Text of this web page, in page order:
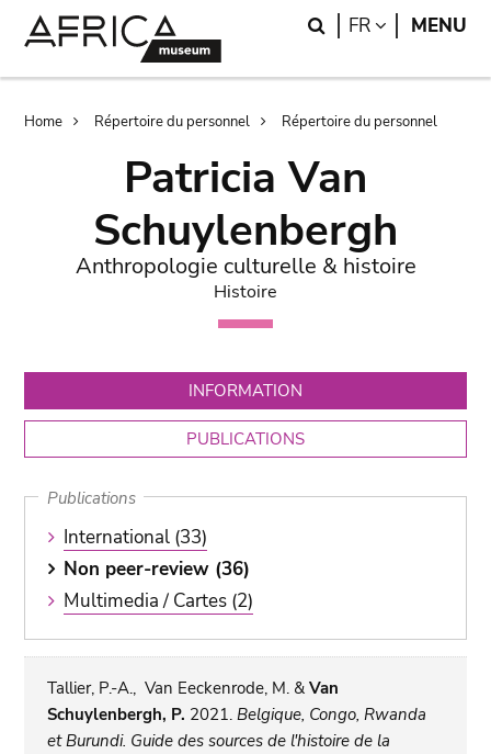
Search
FR LANGUAGE
MENU
Breadcrumb
Home Répertoire du personnel Répertoire du personnel
Patricia Van
Schuylenbergh
Anthropologie culturelle & histoire
Histoire
INFORMATION
PUBLICATIONS
Publications
International (33)
Non peer-review (36)
Multimedia / Cartes (2)
Tallier, P.-A., Van Eeckenrode, M. &Van
Schuylenbergh, P. 2021.Belgique, Congo, Rwanda
et Burundi. Guide des sources de l'histoire de la